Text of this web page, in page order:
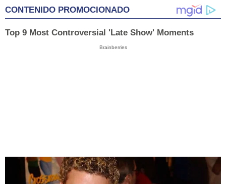
CONTENIDO PROMOCIONADO
Top 9 Most Controversial 'Late Show' Moments
Brainberries